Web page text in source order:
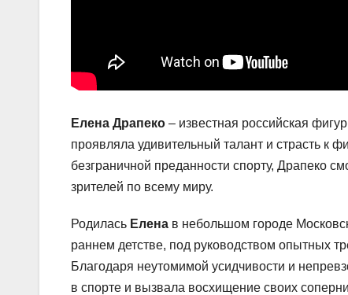
Елена Драпеко – известная российская
проявляла удивительный талант и страсть к
безграничной преданности спорту, Драпеко
зрителей по всему миру.
Родилась Елена в небольшом городе
раннем детстве, под руководством опытных
Благодаря неутомимой усидчивости и
в спорте и вызвала восхищение своих